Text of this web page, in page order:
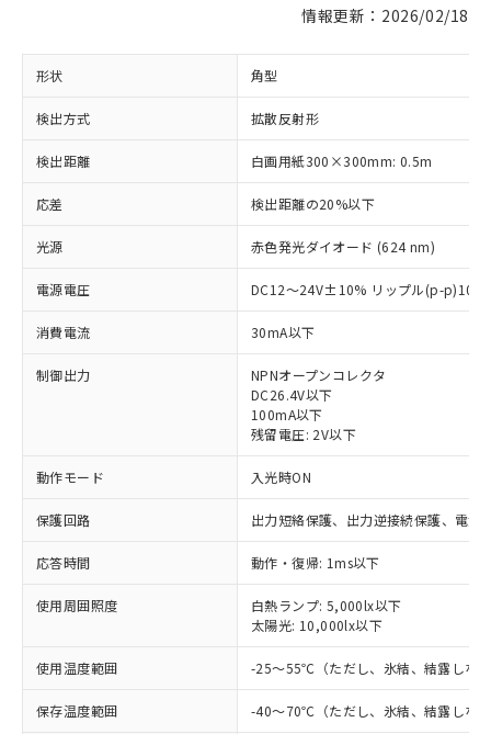
情報更新：2026/02/18
形状 角型
検出方式 拡散反射形
検出距離 白画用紙300×300mm: 0.5m
応差 検出距離の20%以下
光源 赤色発光ダイオード (624 nm)
電源電圧 DC12～24V±10% リップル(p-p)10%
消費電流 30mA以下
制御出力
NPNオープンコレクタ
DC26.4V以下
100mA以下
残留電圧: 2V以下
動作モード 入光時ON
保護回路 出力短絡保護、出力逆接続保護、電源
応答時間 動作・復帰: 1ms以下
使用周囲照度
白熱ランプ: 5,000lx以下
太陽光: 10,000lx以下
使用温度範囲 -25～55℃（ただし、氷結、結露しな
保存温度範囲 -40～70℃（ただし、氷結、結露しな
対応済み：EU RoHS指令（10物質）の
非含有に対応した製品が提供可能な商品で